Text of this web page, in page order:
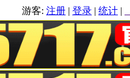
游客: 注册 | 登录 | 统计 |